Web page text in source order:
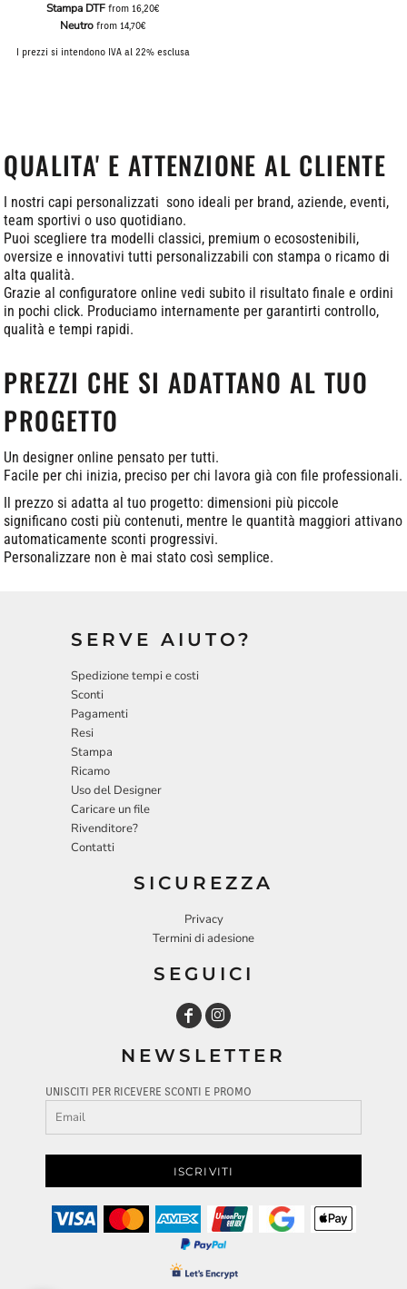
Stampa DTF from16,20€
Neutro from14,70€
I prezzi si intendono IVA al 22% esclusa
QUALITA' E ATTENZIONE AL CLIENTE
I nostri capi personalizzati sono ideali per brand, aziende, eventi,
team sportivi o uso quotidiano.
Puoi scegliere tra modelli classici, premium o ecosostenibili,
oversize e innovativi tutti personalizzabili con stampa o ricamo di
alta qualità.
Grazie al configuratore online vedi subito il risultato finale e ordini
in pochi click. Produciamo internamente per garantirti controllo,
qualità e tempi rapidi.
PREZZI CHE SI ADATTANO AL TUO
PROGETTO
Un designer online pensato per tutti.
Facile per chi inizia, preciso per chi lavora già con file professionali.
Il prezzo si adatta al tuo progetto: dimensioni più piccole
significano costi più contenuti, mentre le quantità maggiori attivano
automaticamente sconti progressivi.
Personalizzare non è mai stato così semplice.
SERVE AIUTO?
Spedizione tempi e costi
Sconti
Pagamenti
Resi
Stampa
Ricamo
Uso del Designer
Caricare un file
Rivenditore?
Contatti
SICUREZZA
Privacy
Termini di adesione
SEGUICI
NEWSLETTER
UNISCITI PER RICEVERE SCONTI E PROMO
ISCRIVITI